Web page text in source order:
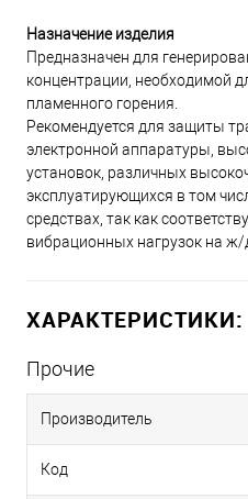
Назначение изделия
Предназначен для
концентрации, необходимой
пламенного горения.
Рекомендуется для защиты
электронной аппаратуры,
установок, различных
эксплуатирующихся в том
средствах, так как
вибрационных нагрузок на ж/
ХАРАКТЕРИСТИКИ:
Прочие
Производитель
Код